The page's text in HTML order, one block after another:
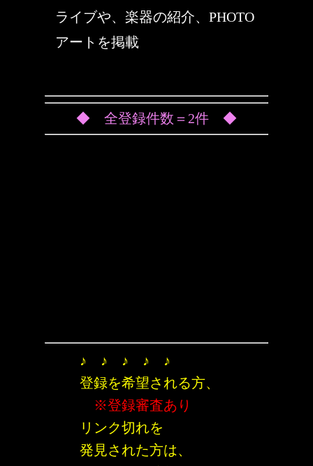
ライブや、楽器の紹介、PHOTO
アートを掲載
◆ 全登録件数＝2件 ◆
♪ ♪ ♪ ♪ ♪
登録を希望される方、
※登録審査あり
リンク切れを
発見された方は、